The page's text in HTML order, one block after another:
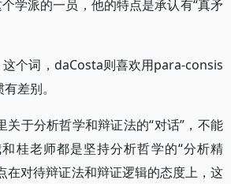
学派的一员，他的特点是承认有“真矛
个词，daCosta则喜欢用para-consis
差别。
于分析哲学和辩证法的“对话”，不能
桂老师都是坚持分析哲学的“分析精
在对待辩证法和辩证逻辑的态度上，这